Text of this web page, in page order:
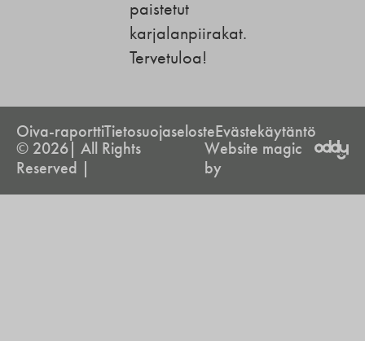
paistetut
karjalanpiirakat.
Tervetuloa!
Oiva-raporttiTietosuojaselosteEvästekäytäntö
© 2026| All Rights
Reserved |
Website magic
by